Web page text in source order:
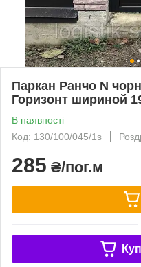
Паркан Ранчо N
Горизонт шириной
В наявності
Код: 130/100/045/1s
285 ₴/пог.м